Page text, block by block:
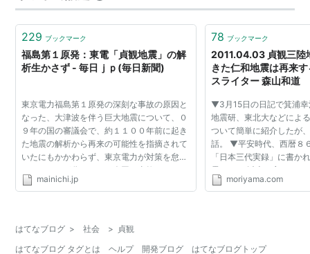
229 ブックマーク
福島第１原発：東電「貞観地震」の解
析生かさず - 毎日ｊｐ(毎日新聞)
東京電力福島第１原発の深刻な事故の原因と
なった、大津波を伴う巨大地震について、０
９年の国の審議会で、約１１００年前に起き
た地震の解析から再来の可能性を指摘されて
いたにもかかわらず、東京電力が対策を怠っ
ていたことが分かった。今回の事故について
東電は「想定外の津波だった」との釈明を繰
mainichi.jp
78 ブックマーク
2011.04.03 貞観三陸
きた仁和地震は再来
スライター 森山和道
▼3月15日の日記で箕浦
地震研、東北大などによ
ついて簡単に紹介したが
話。 ▼平安時代、西暦８
「日本三代実録」に書か
震。M8.6以上と言われて
にわたる津波の痕跡から
moriyama.com
はてなブログ > 社会 > 貞観
はてなブログ タグとは
ヘルプ 開発ブログ はてなブログトップ